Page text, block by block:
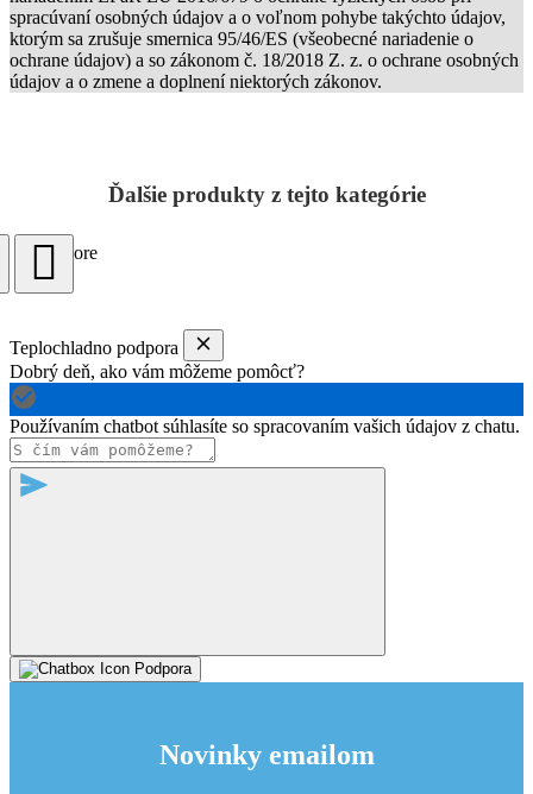
spracúvaní osobných údajov a o voľnom pohybe takýchto údajov,
ktorým sa zrušuje smernica 95/46/ES (všeobecné nariadenie o
ochrane údajov) a so zákonom č. 18/2018 Z. z. o ochrane osobných
údajov a o zmene a doplnení niektorých zákonov.
Ďalšie produkty z tejto kategórie
Load more
Teplochladno podpora
Dobrý deň, ako vám môžeme pomôcť?
Používaním chatbot súhlasíte so spracovaním vašich údajov z chatu.
Podpora
Novinky emailom